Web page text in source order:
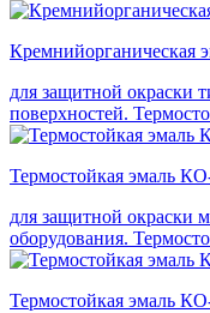
Кремнийорганическая
для защитной окраски
поверхностей.
Термостойкая эмаль
для защитной окраски
оборудования.
Термостойкая эмаль